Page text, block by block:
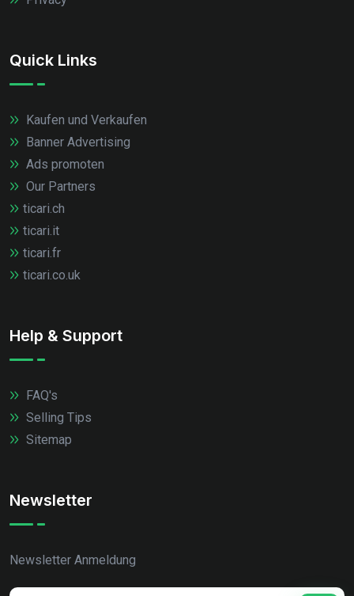
Quick Links
Kaufen und Verkaufen
Banner Advertising
Ads promoten
Our Partners
ticari.ch
ticari.it
ticari.fr
ticari.co.uk
Help & Support
FAQ's
Selling Tips
Sitemap
Newsletter
Newsletter Anmeldung